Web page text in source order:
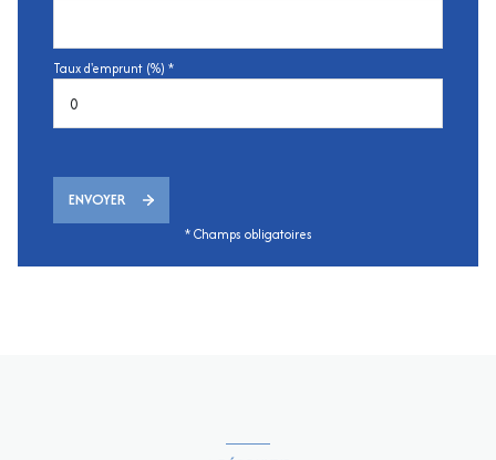
Taux d'emprunt (%) *
ENVOYER
* Champs obligatoires